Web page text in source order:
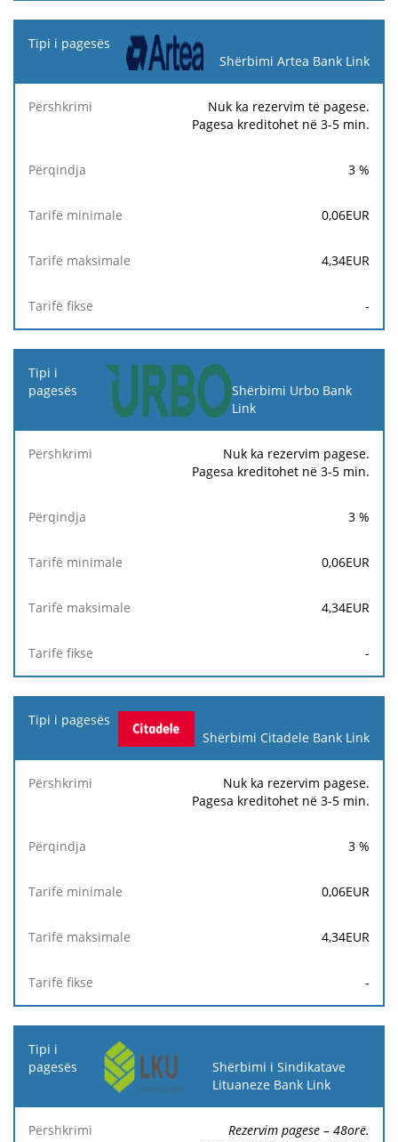
Shërbimi Artea Bank Link
Nuk ka rezervim të pagese.
Pagesa kreditohet në 3-5 min.
3 %
0,06EUR
4,34EUR
-
Shërbimi Urbo Bank
Link
Nuk ka rezervim pagese.
Pagesa kreditohet në 3-5 min.
3 %
0,06EUR
4,34EUR
-
Shërbimi Citadele Bank Link
Nuk ka rezervim pagese.
Pagesa kreditohet në 3-5 min.
3 %
0,06EUR
4,34EUR
-
Shërbimi i Sindikatave
Lituaneze Bank Link
Rezervim pagese – 48orë.